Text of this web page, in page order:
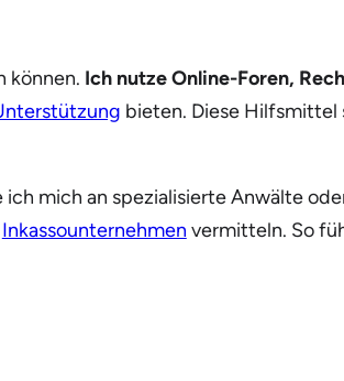
können. Ich nutze Online-Foren,
bieten. Diese Hilfsmittel
mich an spezialisierte Anwälte
Inkassounternehmen vermitteln. So